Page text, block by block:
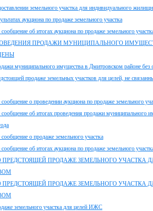
земельного участка для индивидуального
аукциона по продаже земельного участка
об итогах аукциона по продаже земельного
ПРОДАЖИ МУНИЦИПАЛЬНОГО
муниципального имущества в Дмитровском районе без
продаже земельных участков для целей, не
о проведении аукциона по продаже земельного
об итогах проведения продажи муниципального
о продаже земельного участка
об итогах аукциона по продаже земельного
ПРЕДСТОЯЩЕЙ ПРОДАЖЕ ЗЕМЕЛЬНОГО УЧАСТКА
ПРЕДСТОЯЩЕЙ ПРОДАЖЕ ЗЕМЕЛЬНОГО УЧАСТКА
земельного участка для целей ИЖС